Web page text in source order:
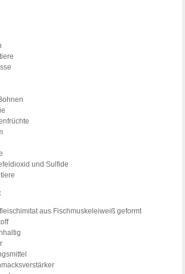
und Sulfide
aus Fischmuskeleiweiß geformt